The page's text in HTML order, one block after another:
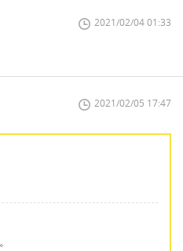
2021/02/04 01:33
2021/02/05 17:47